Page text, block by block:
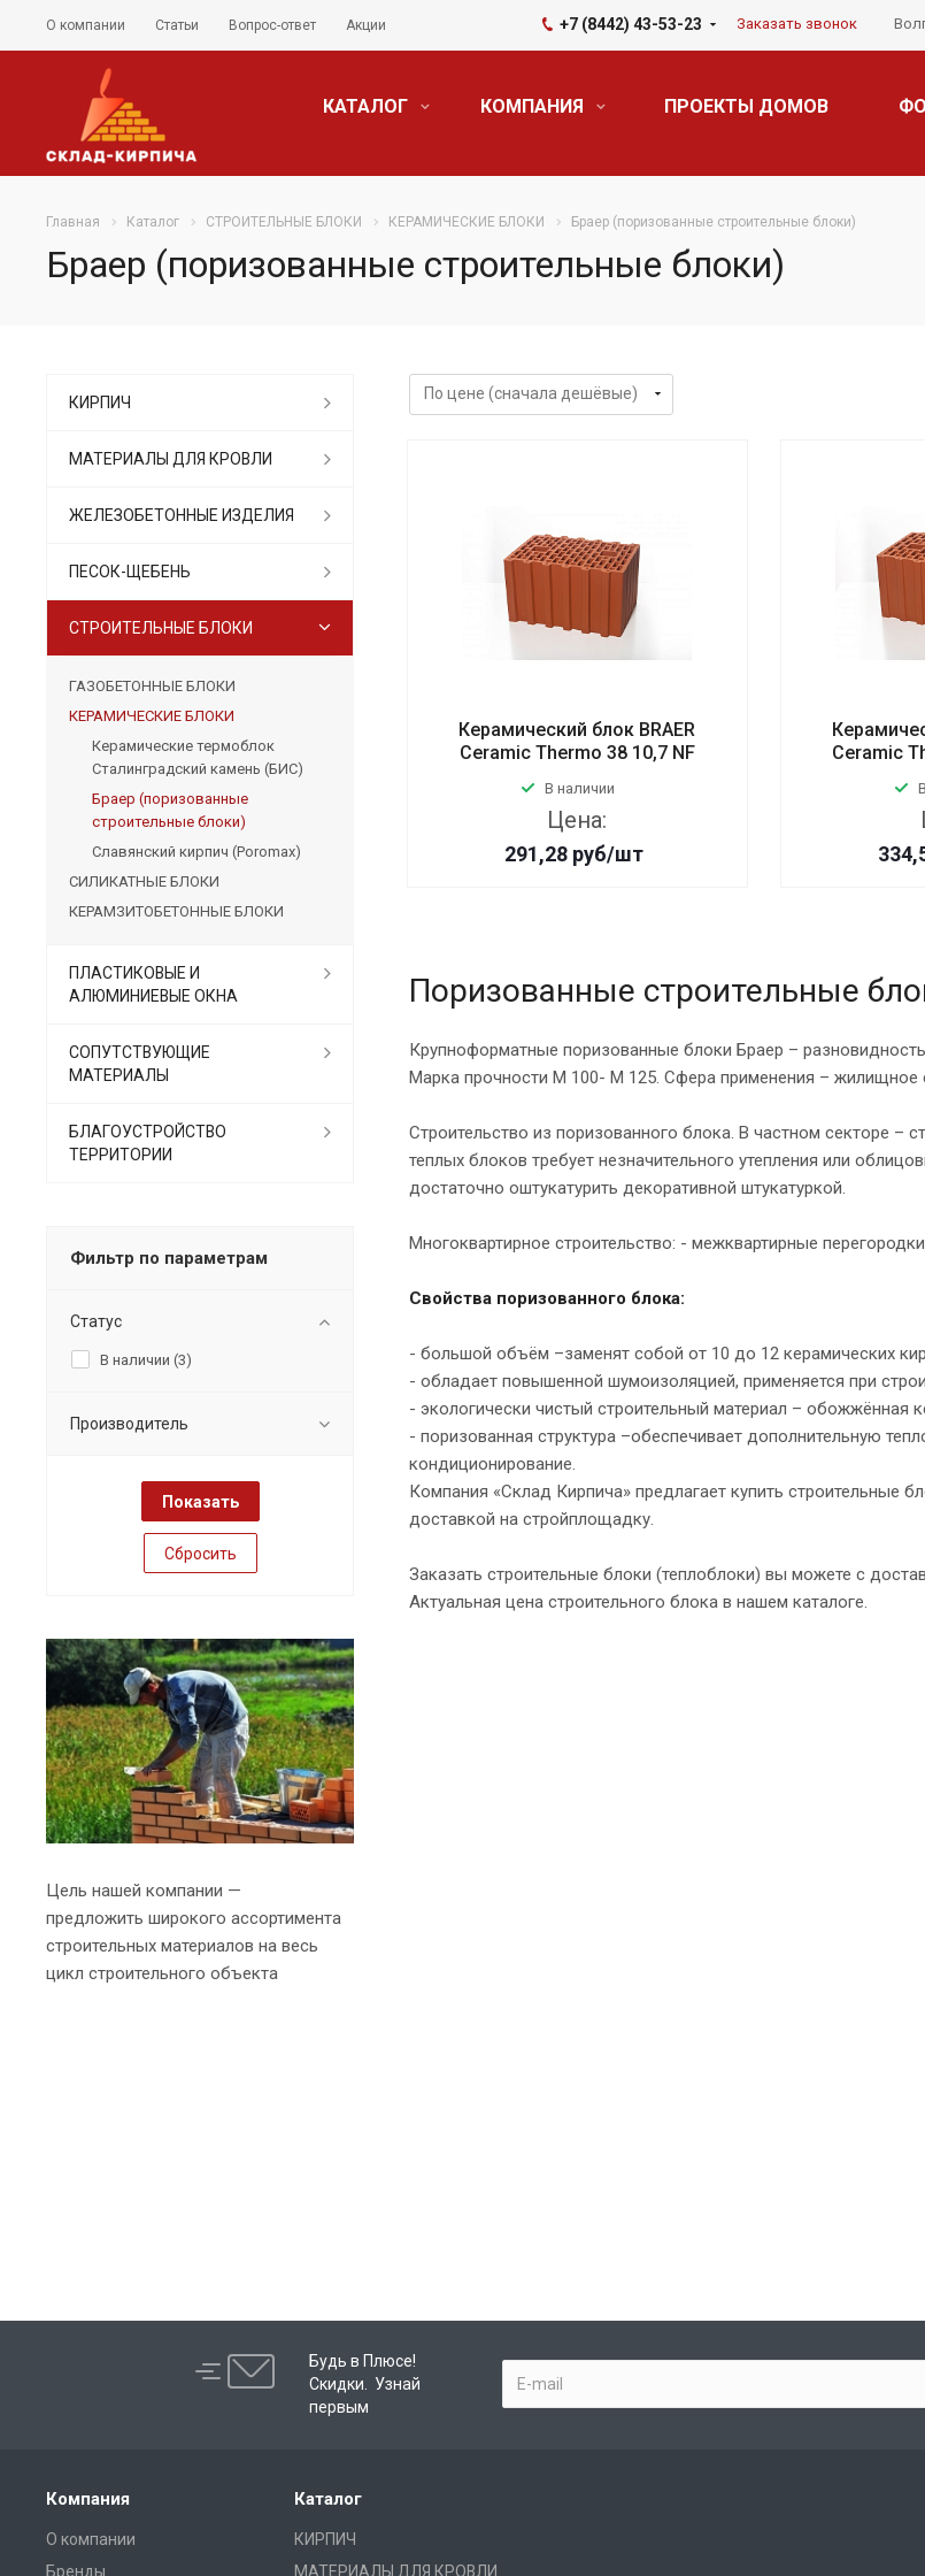
О компании Статьи Вопрос-ответ Акции +7 (8442) 43-53-23 Заказать звонок
КАТАЛОГ КОМПАНИЯ ПРОЕКТЫ ДОМОВ
Главная Каталог СТРОИТЕЛЬНЫЕ БЛОКИ КЕРАМИЧЕСКИЕ БЛОКИ Браер (поризованные строительные блоки)
Браер (поризованные строительные блоки)
Керамический блок BRAER
Ceramic Thermo 38 10,7 NF
В наличии
Цена:
291,28 руб/шт
Ceramic
Поризованные строительные
Крупноформатные поризованные блоки Браер –
Марка прочности М 100- М 125. Сфера применения – жилищное
Строительство из поризованного блока. В частном секторе –
теплых блоков требует незначительного утепления или
достаточно оштукатурить декоративной штукатуркой.
Многоквартирное строительство: - межквартирные
Свойства поризованного блока:
- большой объём –заменят собой от 10 до 12 керамических
- обладает повышенной шумоизоляцией, применяется при
- экологически чистый строительный материал – обожжённая
- поризованная структура –обеспечивает дополнительную
кондиционирование.
Компания «Склад Кирпича» предлагает купить строительные
доставкой на стройплощадку.
Заказать строительные блоки (теплоблоки) вы можете с
Актуальная цена строительного блока в нашем каталоге.
КИРПИЧ
МАТЕРИАЛЫ ДЛЯ КРОВЛИ
ЖЕЛЕЗОБЕТОННЫЕ ИЗДЕЛИЯ
ПЕСОК-ЩЕБЕНЬ
СТРОИТЕЛЬНЫЕ БЛОКИ
ГАЗОБЕТОННЫЕ БЛОКИ
КЕРАМИЧЕСКИЕ БЛОКИ
Керамические термоблок
Сталинградский камень (БИС)
Браер (поризованные
строительные блоки)
Славянский кирпич (Poromax)
СИЛИКАТНЫЕ БЛОКИ
КЕРАМЗИТОБЕТОННЫЕ БЛОКИ
ПЛАСТИКОВЫЕ И
АЛЮМИНИЕВЫЕ ОКНА
СОПУТСТВУЮЩИЕ
МАТЕРИАЛЫ
БЛАГОУСТРОЙСТВО
ТЕРРИТОРИИ
Фильтр по параметрам
Статус
В наличии (3)
Производитель
Сбросить
Цель нашей компании —
предложить широкого ассортимента
строительных материалов на весь
цикл строительного объекта
Будь в Плюсе!
Скидки. Узнай
первым
Компания
О компании
Бренды
Каталог
КИРПИЧ
МАТЕРИАЛЫ ДЛЯ КРОВЛИ